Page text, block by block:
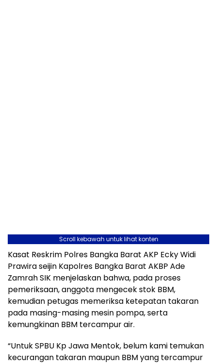
Scroll kebawah untuk lihat konten
Kasat Reskrim Polres Bangka Barat AKP Ecky Widi
Prawira seijin Kapolres Bangka Barat AKBP Ade
Zamrah SIK menjelaskan bahwa, pada proses
pemeriksaan, anggota mengecek stok BBM,
kemudian petugas memeriksa ketepatan takaran
pada masing-masing mesin pompa, serta
kemungkinan BBM tercampur air.
“Untuk SPBU Kp Jawa Mentok, belum kami temukan
kecurangan takaran maupun BBM yang tercampur